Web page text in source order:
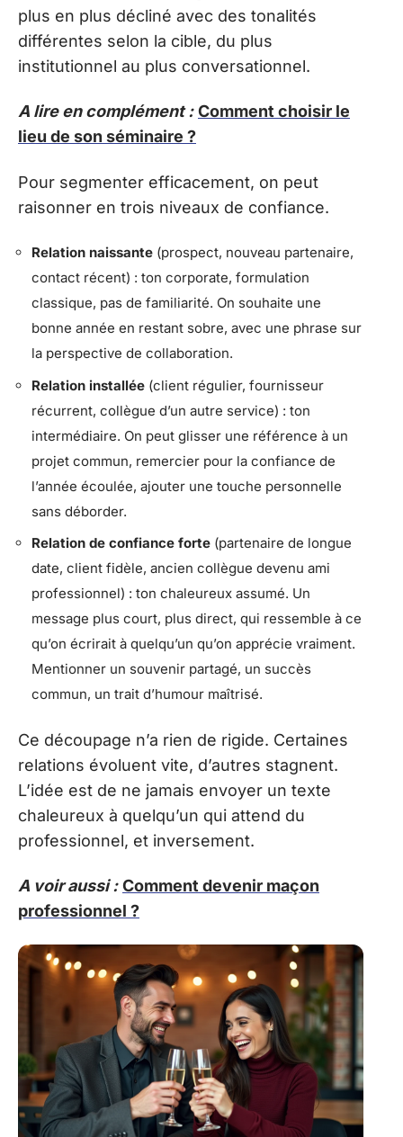
plus en plus décliné avec des tonalités
différentes selon la cible, du plus
institutionnel au plus conversationnel.
A lire en complément : Comment choisir le
lieu de son séminaire ?
Pour segmenter efficacement, on peut
raisonner en trois niveaux de confiance.
Relation naissante (prospect, nouveau partenaire,
contact récent) : ton corporate, formulation
classique, pas de familiarité. On souhaite une
bonne année en restant sobre, avec une phrase sur
la perspective de collaboration.
Relation installée (client régulier, fournisseur
récurrent, collègue d’un autre service) : ton
intermédiaire. On peut glisser une référence à un
projet commun, remercier pour la confiance de
l’année écoulée, ajouter une touche personnelle
sans déborder.
Relation de confiance forte (partenaire de longue
date, client fidèle, ancien collègue devenu ami
professionnel) : ton chaleureux assumé. Un
message plus court, plus direct, qui ressemble à ce
qu’on écrirait à quelqu’un qu’on apprécie vraiment.
Mentionner un souvenir partagé, un succès
commun, un trait d’humour maîtrisé.
Ce découpage n’a rien de rigide. Certaines
relations évoluent vite, d’autres stagnent.
L’idée est de ne jamais envoyer un texte
chaleureux à quelqu’un qui attend du
professionnel, et inversement.
A voir aussi : Comment devenir maçon
professionnel ?